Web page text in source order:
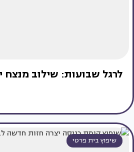
לרגל שבועות: שילוב מנצח
שיפוץ בית פרטי